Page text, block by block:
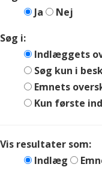
Ja
Nej
Søg i:
Indlæggets
Søg kun i
Emnets
Kun første
Vis resultater som:
Indlæg